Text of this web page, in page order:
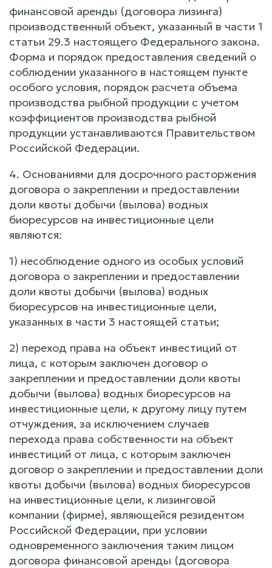
финансовой аренды (договора лизинга)
производственный объект, указанный в части 1
статьи 29.3 настоящего Федерального закона.
Форма и порядок предоставления сведений о
соблюдении указанного в настоящем пункте
особого условия, порядок расчета объема
производства рыбной продукции с учетом
коэффициентов производства рыбной
продукции устанавливаются Правительством
Российской Федерации.
4. Основаниями для досрочного расторжения
договора о закреплении и предоставлении
доли квоты добычи (вылова) водных
биоресурсов на инвестиционные цели
являются:
1) несоблюдение одного из особых условий
договора о закреплении и предоставлении
доли квоты добычи (вылова) водных
биоресурсов на инвестиционные цели,
указанных в части 3 настоящей статьи;
2) переход права на объект инвестиций от
лица, с которым заключен договор о
закреплении и предоставлении доли квоты
добычи (вылова) водных биоресурсов на
инвестиционные цели, к другому лицу путем
отчуждения, за исключением случаев
перехода права собственности на объект
инвестиций от лица, с которым заключен
договор о закреплении и предоставлении доли
квоты добычи (вылова) водных биоресурсов
на инвестиционные цели, к лизинговой
компании (фирме), являющейся резидентом
Российской Федерации, при условии
одновременного заключения таким лицом
договора финансовой аренды (договора